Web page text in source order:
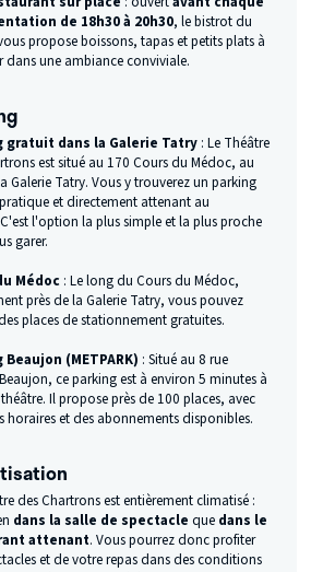
de 18h30 à 20h30, le bistrot du
propose boissons, tapas et petits plats à
dans une ambiance conviviale.
gratuit dans la Galerie Tatry : Le Théâtre
est situé au 170 Cours du Médoc, au
Galerie Tatry. Vous y trouverez un parking
et directement attenant au
l'option la plus simple et la plus proche
garer.
Médoc : Le long du Cours du Médoc,
près de la Galerie Tatry, vous pouvez
places de stationnement gratuites.
Beaujon (METPARK) : Situé au 8 rue
ce parking est à environ 5 minutes à
Il propose près de 100 places, avec
horaires et des abonnements disponibles.
des Chartrons est entièrement climatisé :
dans la salle de spectacle que dans le
attenant. Vous pourrez donc profiter
et de votre repas dans des conditions